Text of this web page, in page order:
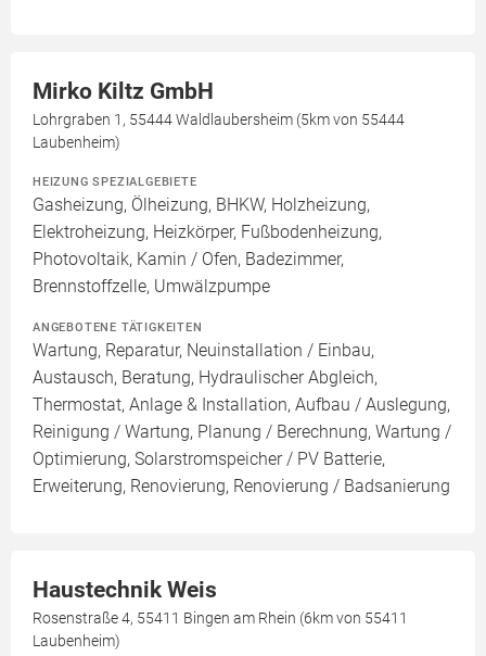
Mirko Kiltz GmbH
Lohrgraben 1, 55444 Waldlaubersheim (5km von 55444
Laubenheim)
HEIZUNG SPEZIALGEBIETE
Gasheizung, Ölheizung, BHKW, Holzheizung,
Elektroheizung, Heizkörper, Fußbodenheizung,
Photovoltaik, Kamin / Ofen, Badezimmer,
Brennstoffzelle, Umwälzpumpe
ANGEBOTENE TÄTIGKEITEN
Wartung, Reparatur, Neuinstallation / Einbau,
Austausch, Beratung, Hydraulischer Abgleich,
Thermostat, Anlage & Installation, Aufbau / Auslegung,
Reinigung / Wartung, Planung / Berechnung, Wartung /
Optimierung, Solarstromspeicher / PV Batterie,
Erweiterung, Renovierung, Renovierung / Badsanierung
Haustechnik Weis
Rosenstraße 4, 55411 Bingen am Rhein (6km von 55411
Laubenheim)